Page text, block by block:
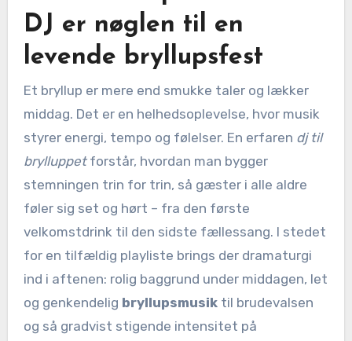
DJ er nøglen til en
levende bryllupsfest
Et bryllup er mere end smukke taler og lækker
middag. Det er en helhedsoplevelse, hvor musik
styrer energi, tempo og følelser. En erfaren dj til
brylluppetforstår, hvordan man bygger
stemningen trin for trin, så gæster i alle aldre
føler sig set og hørt – fra den første
velkomstdrink til den sidste fællessang. I stedet
for en tilfældig playliste brings der dramaturgi
ind i aftenen: rolig baggrund under middagen, let
og genkendelig bryllupsmusiktil brudevalsen
og så gradvist stigende intensitet på